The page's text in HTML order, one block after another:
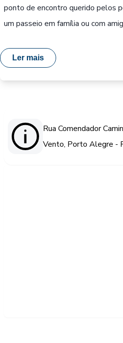
ponto de encontro querido pelos
um passeio em família ou com
Ler mais
Rua Comendador
Vento, Porto Alegre -